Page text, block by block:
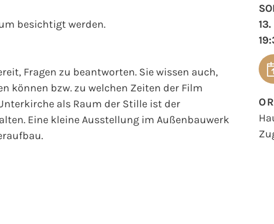
besichtigt werden.
Fragen zu beantworten. Sie wissen auch,
können bzw. zu welchen Zeiten der Film
als Raum der Stille ist der
Eine kleine Ausstellung im Außenbauwerk